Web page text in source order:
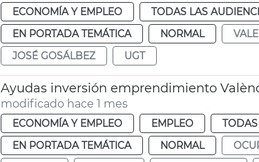
ECONOMÍA Y EMPLEO TODAS LAS
EN PORTADA TEMÁTICA
NORMAL
JOSÉ GOSÁLBEZ
UGT
Ayudas inversión emprendimiento
modificado hace 1 mes
ECONOMÍA Y EMPLEO EMPLEO
EN PORTADA TEMÁTICA
NORMAL